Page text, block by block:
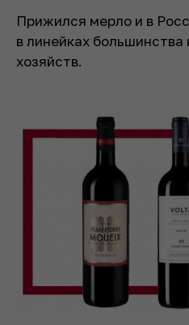
Прижился мерло и в
в линейках
хозяйств.